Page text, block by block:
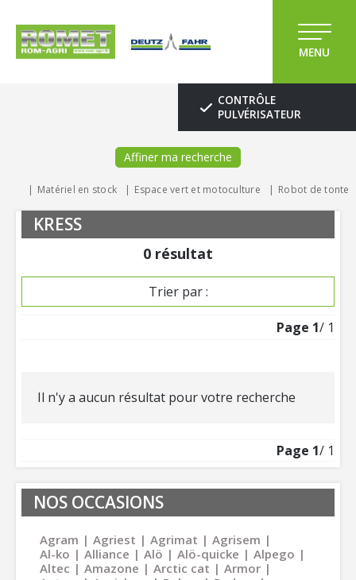
MENU
CONTRÔLE
PULVÉRISATEUR
Affiner ma recherche
Matériel en stock Espace vert et motoculture Robot de tonte
KRESS
0 résultat
Trier par :
Page 1/ 1
Il n'y a aucun résultat pour votre recherche
Page 1/ 1
NOS OCCASIONS
Agram Agriest Agrimat
Agrisem
Al-ko
Alliance Alö Alö-quicke
Alpego
Altec
Amazone Arctic cat
Armor